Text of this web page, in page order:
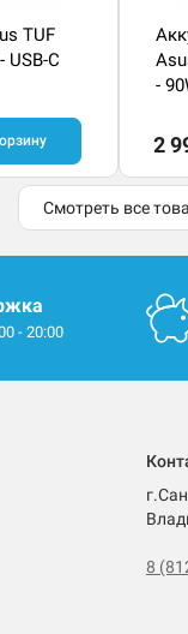
TUF
USB-C
-
2
Смотреть все
- 20:00
8